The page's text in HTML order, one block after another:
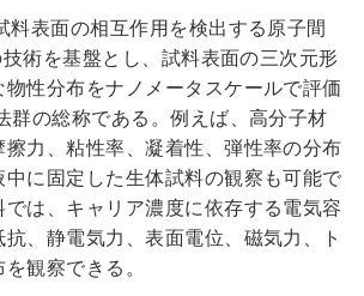
料表面の相互作用を検出する原子間
術を基盤とし、試料表面の三次元形
性分布をナノメータスケールで評価
群の総称である。例えば、高分子材
力、粘性率、凝着性、弾性率の分布
中に固定した生体試料の観察も可能で
では、キャリア濃度に依存する電気容
、静電気力、表面電位、磁気力、ト
観察できる。